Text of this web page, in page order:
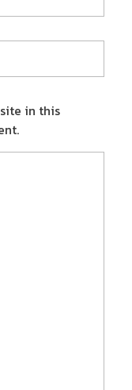
in this